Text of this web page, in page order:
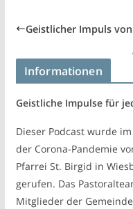
Geistlicher Impuls
Informationen
Geistliche Impulse für
Dieser Podcast wurde
der Corona-Pandemie
Pfarrei St. Birgid in
gerufen. Das
Mitglieder der